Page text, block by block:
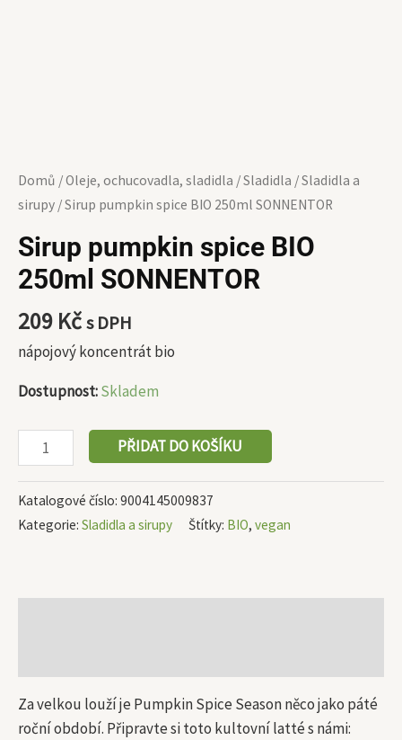
Domů /Oleje, ochucovadla, sladidla /Sladidla /Sladidla a
sirupy / Sirup pumpkin spice BIO 250ml SONNENTOR
Sirup pumpkin spice BIO
250ml SONNENTOR
209 Kčs DPH
nápojový koncentrát bio
Dostupnost:Skladem
PŘIDAT DO KOŠÍKU
Katalogové číslo: 9004145009837
Kategorie: Sladidla a sirupy Štítky: BIO, vegan
Za velkou louží je Pumpkin Spice Season něco jako páté
roční období. Připravte si toto kultovní latté s námi: